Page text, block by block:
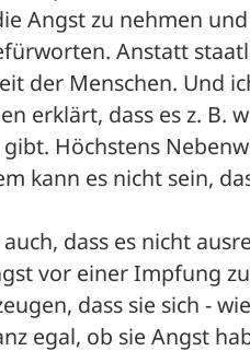
Angst zu nehmen
Anstatt
der Menschen. Und
erklärt, dass es z. B.
Höchstens
kann es nicht sein,
dass es nicht
vor einer Impfung
dass sie sich -
egal, ob sie Angst